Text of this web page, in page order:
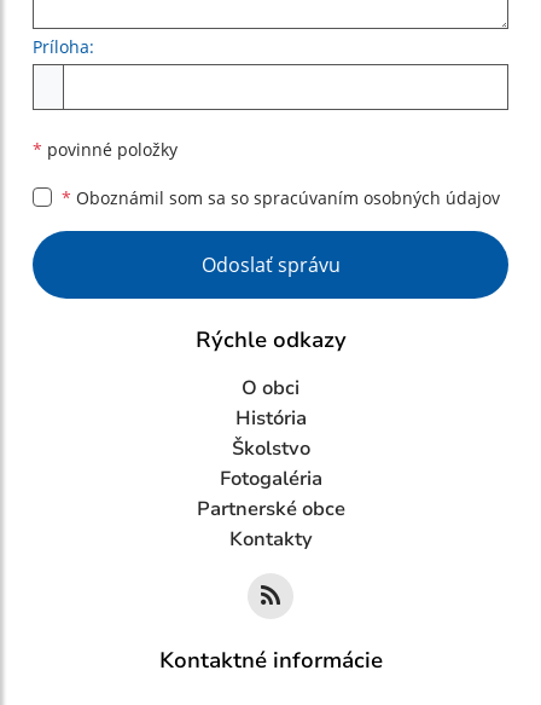
Príloha:
* povinné položky
* Oboznámil som sa so spracúvaním osobných údajov
Google reCaptcha Response
Odoslať správu
Rýchle odkazy
O obci
História
Školstvo
Fotogaléria
Partnerské obce
Kontakty
Kontaktné informácie